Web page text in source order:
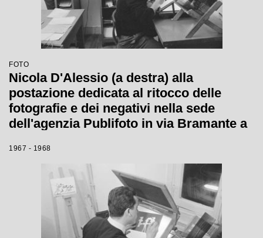
FOTO
Nicola D'Alessio (a destra) alla
postazione dedicata al ritocco delle
fotografie e dei negativi nella sede
dell'agenzia Publifoto in via Bramante a
1967 - 1968